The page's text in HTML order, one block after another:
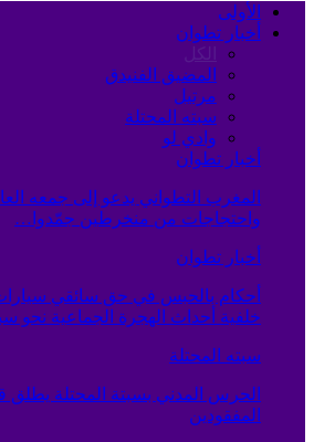
الأولى
أخبار تطوان
الكل
المضيق الفنيدق
مرتيل
سبته المحتلة
وادي لو
أخبار تطوان
المغرب التطواني يدعو إلى جمعه
واحتجاجات من منخرطين جمّدوا…
أخبار تطوان
أحكام بالحبس في حق سائقي
خلفية أحداث الهجرة الجماعية نحو
سبته المحتلة
الحرس المدني بسبتة المحتلة يطلق
المفقودين